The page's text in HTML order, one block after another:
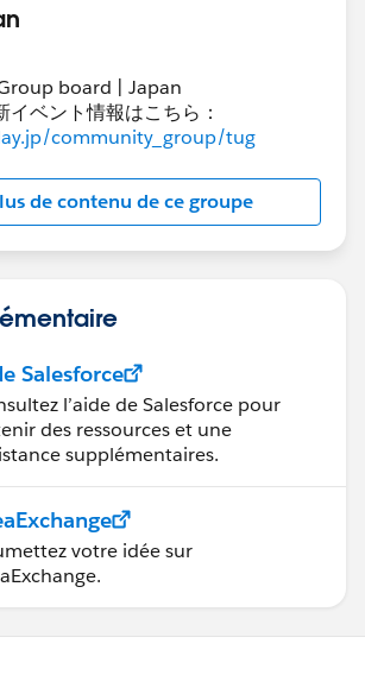
board | Japan
イベント情報はこちら：
community_group/tug
de contenu de ce groupe
Salesforce
l’aide de Salesforce pour
des ressources et une
supplémentaires.
votre idée sur